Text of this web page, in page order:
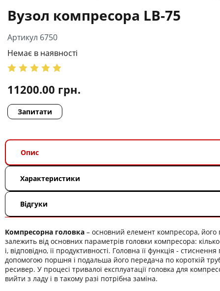
Вузол компресора LB-75
Артикул 6750
Немає в наявності
11200.00 грн.
Запитати
Опис
Характеристики
Відгуки
Компресорна головка – основний елемент компресора, його
залежить від основних параметрів головки компресора:
і, відповідно, її продуктивності. Головна її функція - стиснення
допомогою поршня і подальша його передача по короткій
ресивер. У процесі тривалої експлуатації головка для
вийти з ладу і в такому разі потрібна заміна.